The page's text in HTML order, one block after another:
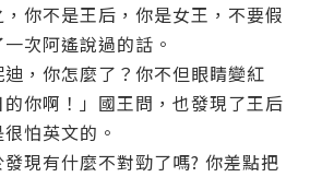
你不是王后，你是女王，不要假
次阿遙說過的話。
迪，你怎麼了？你不但眼睛變紅
你啊！」國王問，也發現了王后
怕英文的。
發現有什麼不對勁了嗎? 你差點把